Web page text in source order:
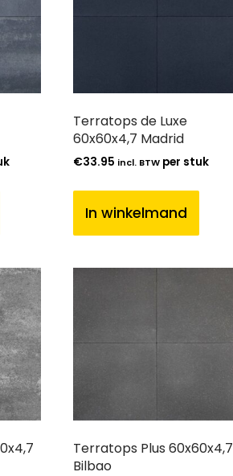
Terratops de Luxe
60x60x4,7 Madrid
€33.95 incl. BTW per stuk
In winkelmand
Terratops Plus 60x60x4,7
Bilbao